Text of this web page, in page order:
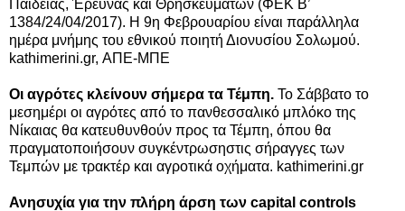
Παιδείας, Έρευνας και Θρησκευμάτων (ΦΕΚ Β’
1384/24/04/2017). Η 9η Φεβρουαρίου είναι παράλληλα
ημέρα μνήμης του εθνικού ποιητή Διονυσίου Σολωμού.
kathimerini.gr, ΑΠΕ-ΜΠΕ
Οι αγρότες κλείνουν σήμερα τα Τέμπη. Το Σάββατο το
μεσημέρι οι αγρότες από το πανθεσσαλικό μπλόκο της
Νίκαιας θα κατευθυνθούν προς τα Τέμπη, όπου θα
πραγματοποιήσουν συγκέντρωσηστις σήραγγες των
Τεμπών με τρακτέρ και αγροτικά οχήματα. kathimerini.gr
Ανησυχία για την πλήρη άρση των capital controls